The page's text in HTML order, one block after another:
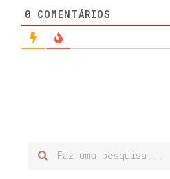
0 COMENTÁRIOS